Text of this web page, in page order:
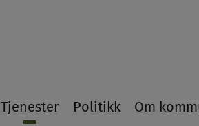
Tjenester Politikk Om